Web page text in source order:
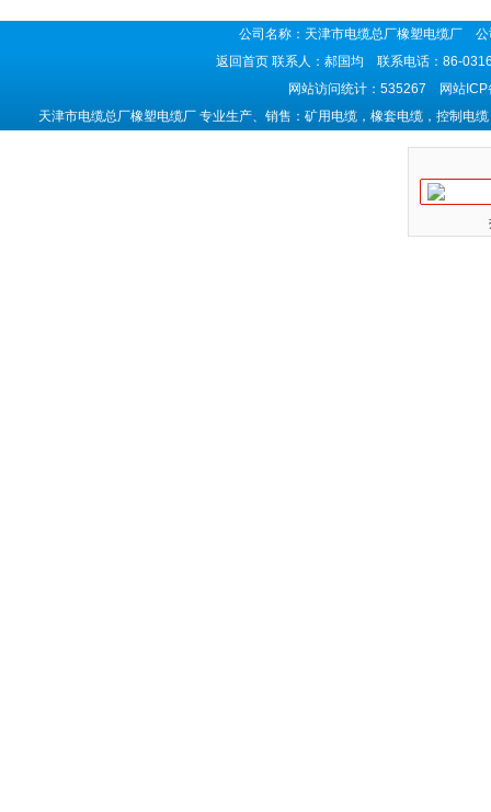
公司名称：天津市电缆总厂橡塑电缆厂
返回首页联系人：郝国均 联系电话：86-
网站访问统计：535267 网站ICP
天津市电缆总厂橡塑电缆厂 专业生产、销售：矿用电缆，橡套电缆，控制电